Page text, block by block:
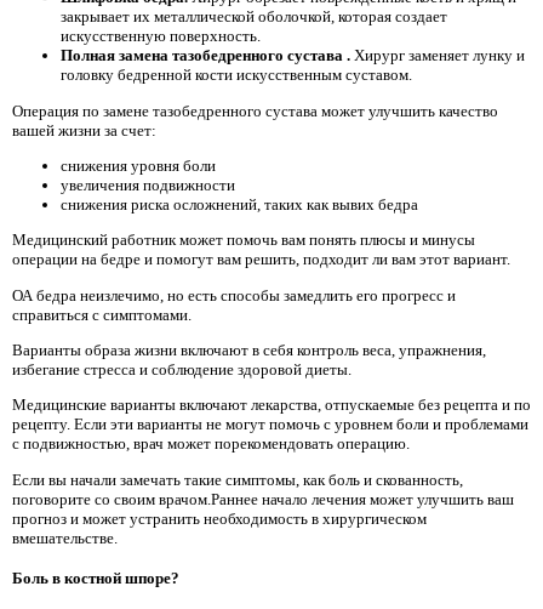
закрывает их металлической оболочкой, которая создает
искусственную поверхность.
Полная замена тазобедренного сустава . Хирург заменяет лунку и
головку бедренной кости искусственным суставом.
Операция по замене тазобедренного сустава может улучшить качество
вашей жизни за счет:
снижения уровня боли
увеличения подвижности
снижения риска осложнений, таких как вывих бедра
Медицинский работник может помочь вам понять плюсы и минусы
операции на бедре и помогут вам решить, подходит ли вам этот вариант.
ОА бедра неизлечимо, но есть способы замедлить его прогресс и
справиться с симптомами.
Варианты образа жизни включают в себя контроль веса, упражнения,
избегание стресса и соблюдение здоровой диеты.
Медицинские варианты включают лекарства, отпускаемые без рецепта и по
рецепту. Если эти варианты не могут помочь с уровнем боли и проблемами
с подвижностью, врач может порекомендовать операцию.
Если вы начали замечать такие симптомы, как боль и скованность,
поговорите со своим врачом.Раннее начало лечения может улучшить ваш
прогноз и может устранить необходимость в хирургическом
вмешательстве.
Боль в костной шпоре?